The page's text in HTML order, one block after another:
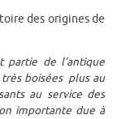
des origines de
partie de l’antique
boisées plus au
au service des
importante due à